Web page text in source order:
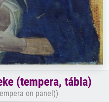
(tempera, tábla)
on panel))